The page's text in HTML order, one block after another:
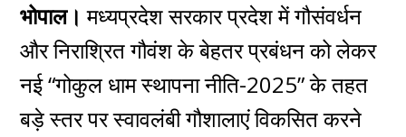
भोपाल। मध्यप्रदेश सरकार प्रदेश में गौसंवर्धन
और निराश्रित गौवंश के बेहतर प्रबंधन को लेकर
नई “गोकुल धाम स्थापना नीति-2025” के तहत
बड़े स्तर पर स्वावलंबी गौशालाएं विकसित करने